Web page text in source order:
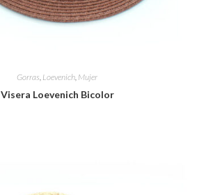
Gorras, Loevenich, Mujer
Visera Loevenich Bicolor